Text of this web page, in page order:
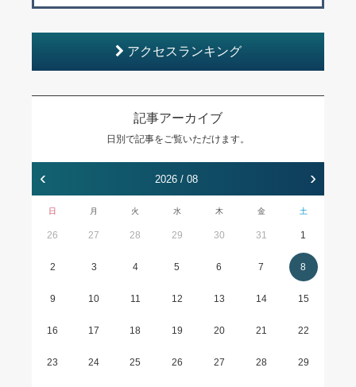
アクセスランキング
記事アーカイブ
日別で記事をご覧いただけます。
‹ 2026 / 08 ›
日 月 火 水 木 金 土
26 27 28 29 30 31 1
2 3 4 5 6 7 8
9 10 11 12 13 14 15
16 17 18 19 20 21 22
23 24 25 26 27 28 29